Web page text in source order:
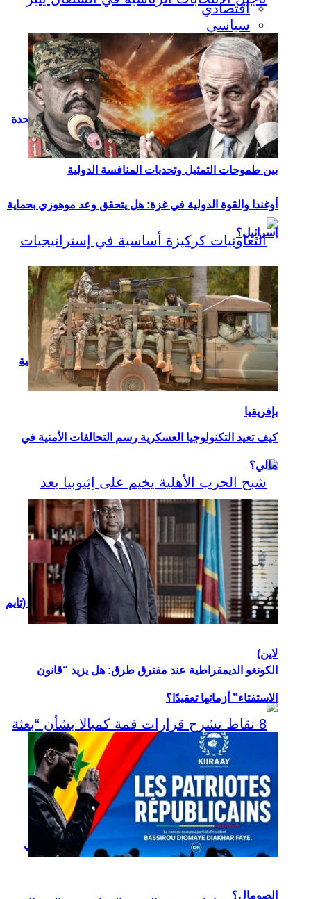
الحضور الإفريقي في سباق خلافة الأمين العام للأمم المتحدة
بين طموحات التمثيل وتحديات المنافسة الدولية
التعاونيات كركيزة أساسية في إستراتيجيات التنمية المحلية
بإفريقيا
شبح الحرب الأهلية يخيم على إثيوبيا بعد اشتباكات تيغراي (تايم
لاين)
8 نقاط تشرح قرارات قمة كمبالا بشأن “بعثة أوصوم” في
الصومال؟
اقتصادي
سياسي
أوغندا والقوة الدولية في غزة: هل يتحقق وعد موهوزي بحماية
إسرائيل؟
كيف تعيد التكنولوجيا العسكرية رسم التحالفات الأمنية في
مالي؟
الكونغو الديمقراطية عند مفترق طرق: هل يزيد “قانون
الاستفتاء” أزماتها تعقيدًا؟